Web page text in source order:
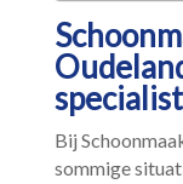
Bij
sommige